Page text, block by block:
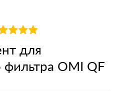
для
фильтра OMI QF